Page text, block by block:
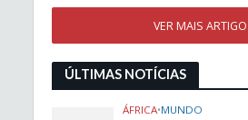
VER MAIS
ÚLTIMAS NOTÍCIAS
ÁFRICA•MUNDO